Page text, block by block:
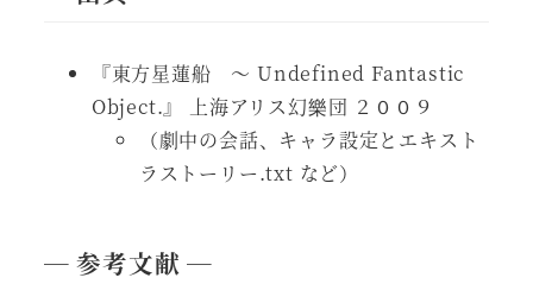
『東方星蓮船 ～ Undefined Fantastic
Object.』 上海アリス幻樂団 ２００９
（劇中の会話、キャラ設定とエキスト
ラストーリー.txt など）
― 参考文献 ―